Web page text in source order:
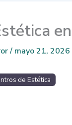
/ mayo 21, 2026
de Estética